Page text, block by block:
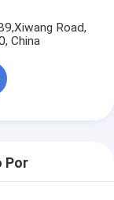
Road,
China
Por